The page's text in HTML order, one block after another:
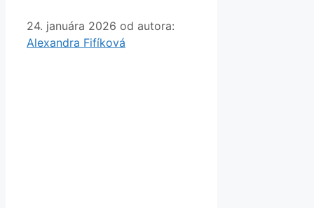
24. januára 2026 od autora:
Alexandra Fifíková